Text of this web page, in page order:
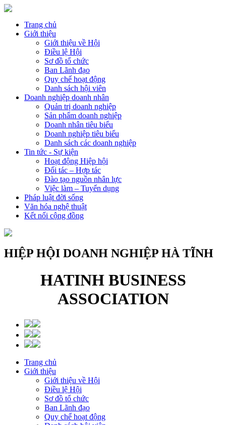
Trang chủ
Giới thiệu
Giới thiệu về Hội
Điều lệ Hội
Sơ đồ tổ chức
Ban Lãnh đạo
Quy chế hoạt động
Danh sách hội viên
Doanh nghiệp doanh nhân
Quản trị doanh nghiệp
Sản phẩm doanh nghiệp
Doanh nhân tiêu biểu
Doanh nghiệp tiêu biểu
Danh sách các doanh nghiệp
Tin tức - Sự kiện
Hoạt động Hiệp hội
Đối tác – Hợp tác
Đào tạo nguồn nhân lực
Việc làm – Tuyển dụng
Pháp luật đời sống
Văn hóa nghệ thuật
Kết nối cộng đồng
HIỆP HỘI DOANH NGHIỆP HÀ TĨNH
HATINH BUSINESS
ASSOCIATION
Trang chủ
Giới thiệu
Giới thiệu về Hội
Điều lệ Hội
Sơ đồ tổ chức
Ban Lãnh đạo
Quy chế hoạt động